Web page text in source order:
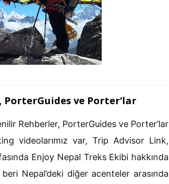
ve Porter’lar
Rehberler, PorterGuides ve Porter’lar
videolarımız var, Trip Advisor Link,
Enjoy Nepal Treks Ekibi hakkında
Nepal’deki diğer acenteler arasında